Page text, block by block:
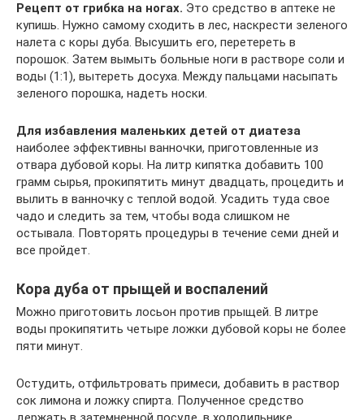
Рецепт от грибка на ногах. Это средство в аптеке не
купишь. Нужно самому сходить в лес, наскрести зеленого
налета с коры дуба. Высушить его, перетереть в
порошок. Затем вымыть больные ноги в растворе соли и
воды (1:1), вытереть досуха. Между пальцами насыпать
зеленого порошка, надеть носки.
Для избавления маленьких детей от диатеза
наиболее эффективны ванночки, приготовленные из
отвара дубовой коры. На литр кипятка добавить 100
грамм сырья, прокипятить минут двадцать, процедить и
вылить в ванночку с теплой водой. Усадить туда свое
чадо и следить за тем, чтобы вода слишком не
остывала. Повторять процедуры в течение семи дней и
все пройдет.
Кора дуба от прыщей и воспалений
Можно приготовить лосьон против прыщей. В литре
воды прокипятить четыре ложки дубовой коры не более
пяти минут.
Остудить, отфильтровать примеси, добавить в раствор
сок лимона и ложку спирта. Полученное средство